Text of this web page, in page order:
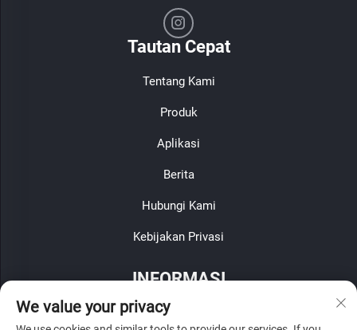
Tautan Cepat
Tentang Kami
Produk
Aplikasi
Berita
Hubungi Kami
Kebijakan Privasi
INFORMASI
Daftar untuk menerima buletin mingguan kami
We value your privacy